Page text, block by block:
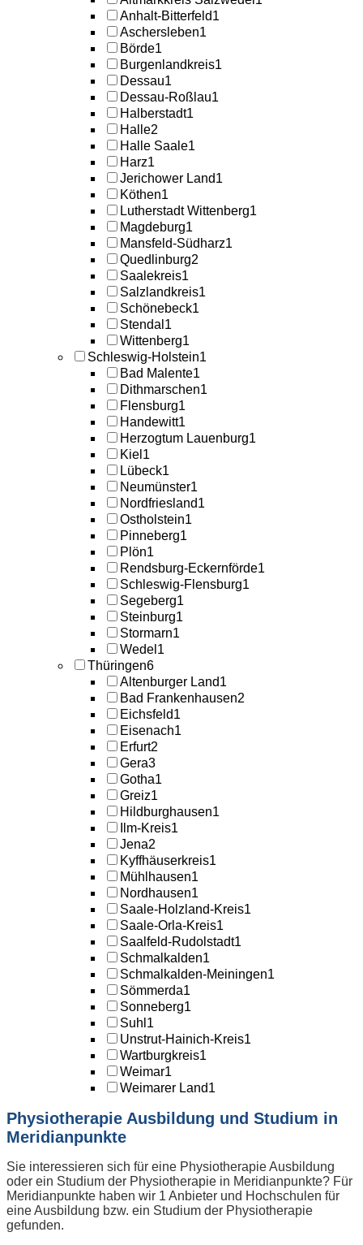
Anhalt-Bitterfeld1
Aschersleben1
Börde1
Burgenlandkreis1
Dessau1
Dessau-Roßlau1
Halberstadt1
Halle2
Halle Saale1
Harz1
Jerichower Land1
Köthen1
Lutherstadt Wittenberg1
Magdeburg1
Mansfeld-Südharz1
Quedlinburg2
Saalekreis1
Salzlandkreis1
Schönebeck1
Stendal 1
Wittenberg1
Schleswig-Holstein1
Bad Malente1
Dithmarschen1
Flensburg1
Handewitt1
Herzogtum Lauenburg1
Kiel 1
Lübeck1
Neumünster1
Nordfriesland1
Ostholstein1
Pinneberg1
Plön1
Rendsburg-Eckernförde1
Schleswig-Flensburg1
Segeberg1
Steinburg1
Stormarn1
Wedel 1
Thüringen6
Altenburger Land1
Bad Frankenhausen2
Eichsfeld1
Eisenach1
Erfurt2
Gera3
Gotha1
Greiz1
Hildburghausen1
Ilm-Kreis1
Jena2
Kyffhäuserkreis1
Mühlhausen1
Nordhausen1
Saale-Holzland-Kreis1
Saale-Orla-Kreis1
Saalfeld-Rudolstadt1
Schmalkalden1
Schmalkalden-Meiningen1
Sömmerda1
Sonneberg1
Suhl 1
Unstrut-Hainich-Kreis1
Wartburgkreis1
Weimar1
Weimarer Land1
Physiotherapie Ausbildung und Studium in
Meridianpunkte
Sie interessieren sich für eine Physiotherapie Ausbildung
oder ein Studium der Physiotherapie in Meridianpunkte? Für
Meridianpunkte haben wir 1 Anbieter und Hochschulen für
eine Ausbildung bzw. ein Studium der Physiotherapie
gefunden.